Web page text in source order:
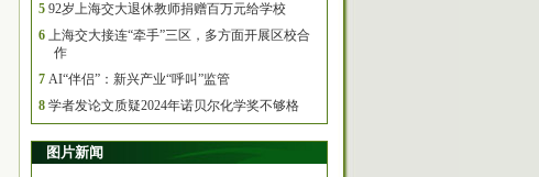
5 92岁上海交大退休教师捐赠百万元给学校
6 上海交大接连“牵手”三区，多方面开展区校合
作
7 AI“伴侣”：新兴产业“呼叫”监管
8 学者发论文质疑2024年诺贝尔化学奖不够格
图片新闻